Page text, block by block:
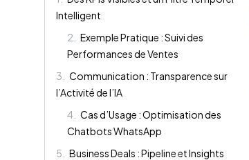
Intelligent
2
Exemple Pratique : Suivi des
Performances de Ventes
3
Communication : Transparence sur
l’Activité de l’IA
4
Cas d’Usage : Optimisation des
Chatbots WhatsApp
5
Business Deals : Pipeline et Insights